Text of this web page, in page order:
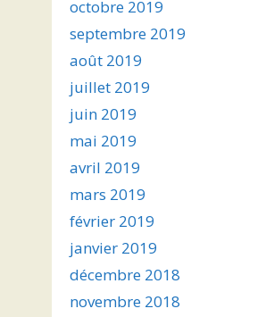
octobre 2019
septembre 2019
août 2019
juillet 2019
juin 2019
mai 2019
avril 2019
mars 2019
février 2019
janvier 2019
décembre 2018
novembre 2018